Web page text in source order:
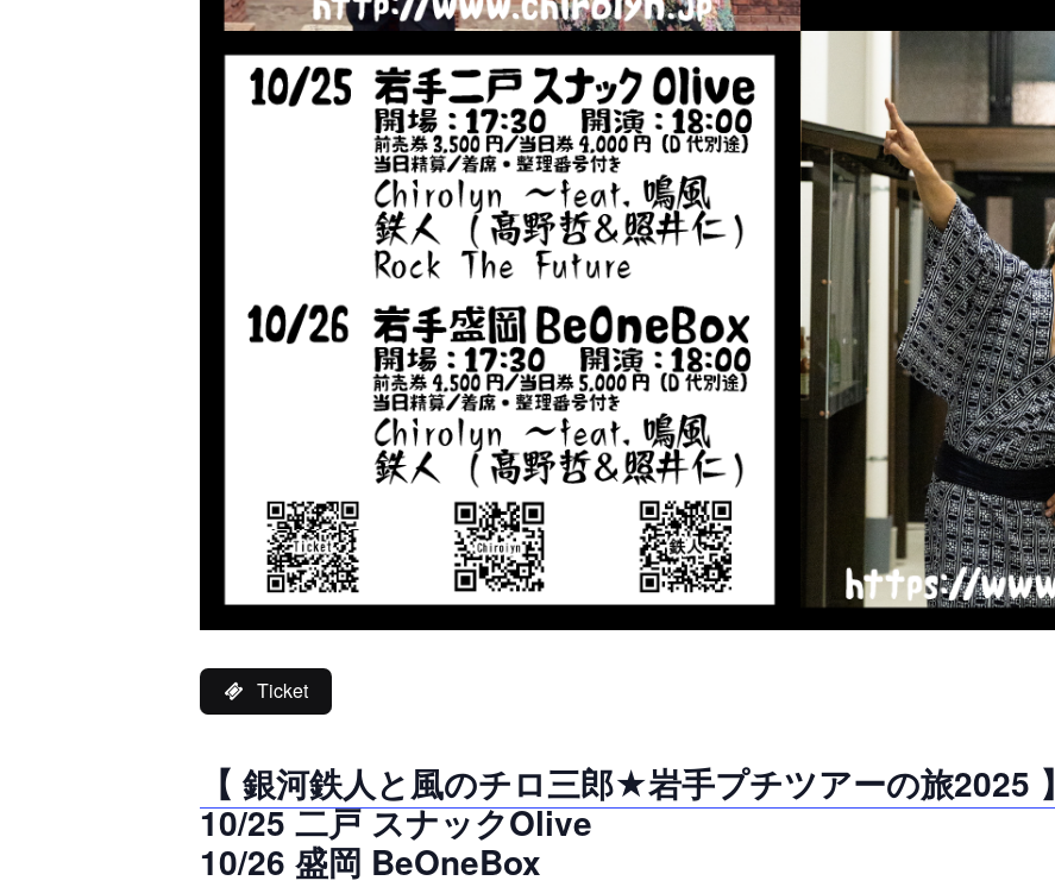
Ticket
【 銀河鉄人と風のチロ三郎★岩手プチツアーの旅2025 】
10/25 二戸 スナックOlive
10/26 盛岡 BeOneBox